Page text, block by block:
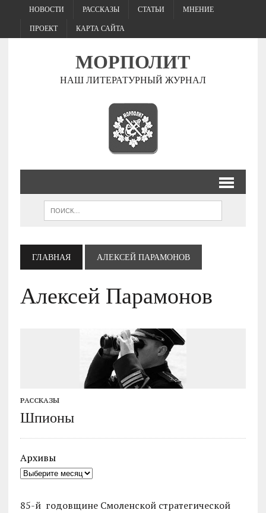
НОВОСТИ РАССКАЗЫ СТАТЬИ МНЕНИЕ
ПРОЕКТ КАРТА САЙТА
МОРПОЛИТ
НАШ ЛИТЕРАТУРНЫЙ ЖУРНАЛ
ГЛАВНАЯ АЛЕКСЕЙ ПАРАМОНОВ
Алексей Парамонов
РАССКАЗЫ
Шпионы
Архивы
85-й годовщине Смоленской стратегической